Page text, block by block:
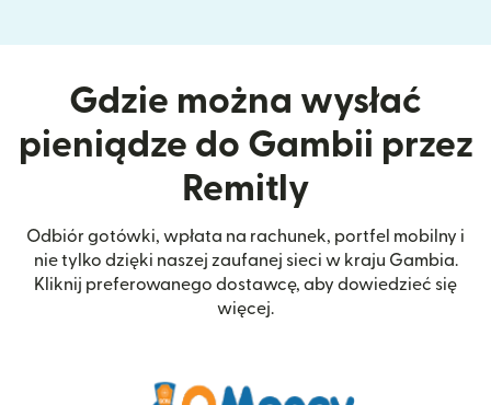
Gdzie można wysłać
pieniądze do Gambii przez
Remitly
Odbiór gotówki, wpłata na rachunek, portfel mobilny i
nie tylko dzięki naszej zaufanej sieci w kraju Gambia.
Kliknij preferowanego dostawcę, aby dowiedzieć się
więcej.